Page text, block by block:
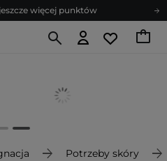
więcej punktów
pełen porad
więcej punktów
Potrzeby skóry